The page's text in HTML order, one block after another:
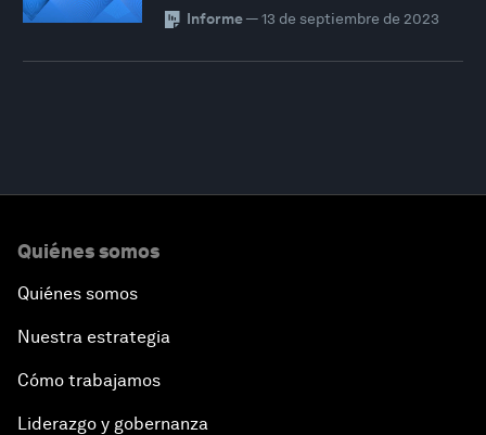
Informe— 13 de septiembre de 2023
Quiénes somos
Quiénes somos
Nuestra estrategia
Cómo trabajamos
Liderazgo y gobernanza